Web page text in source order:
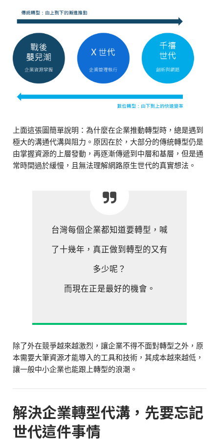
上面這張圖簡單說明：為什麼在企業推動轉型時，總是遇到
極大的溝通代溝與阻力。原因在於，大部分的傳統轉型仍是
由掌握資源的上層發動，再逐漸傳遞到中層和基層，但是通
常時間過於緩慢，且無法理解網路原生世代的真實想法。
台灣每個企業都知道要轉型，喊
了十幾年，真正做到轉型的又有
多少呢？
而現在正是最好的機會。
除了外在競爭越來越激烈，讓企業不得不面對轉型之外，原
本需要大筆資源才能導入的工具和技術，其成本越來越低，
讓一般中小企業也能跟上轉型的浪潮。
解決企業轉型代溝，先要忘記
世代這件事情